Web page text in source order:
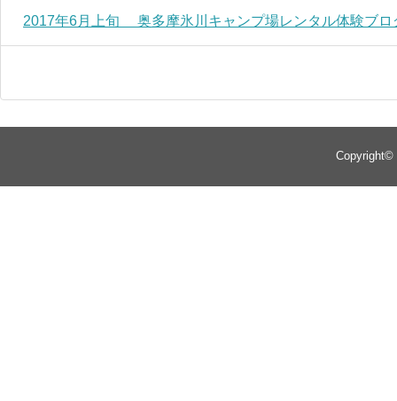
2017年6月上旬 奥多摩氷川キャンプ場レンタル体験ブロ
Copyright©